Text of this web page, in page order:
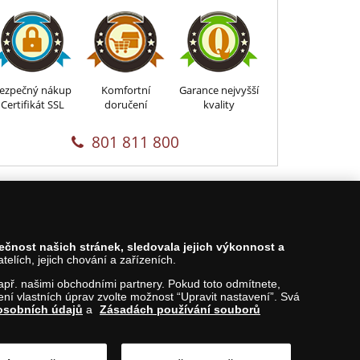
nákup
Certifikát SSL
Komfortní
doručení
Garance nejvyšší
kvality
801 811 800
našich stránek, sledovala jejich výkonnost a
jejich chování a zařízeních.
našimi obchodními partnery. Pokud toto odmítnete,
vlastních úprav zvolte možnost “Upravit nastavení”. Svá
údajů a
Zásadách používání souborů